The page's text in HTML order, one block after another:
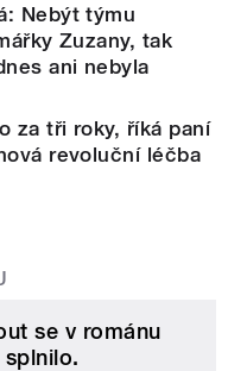
Nebýt týmu
Zuzany, tak
ani nebyla
za tři roky, říká paní
revoluční léčba
se v románu
splnilo.